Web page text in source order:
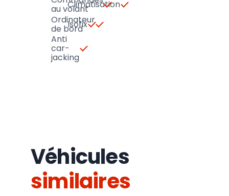
au volant
Climatisation
Ordinateur
de bord
Isofix
Anti
car-
jacking
Véhicules
similaires